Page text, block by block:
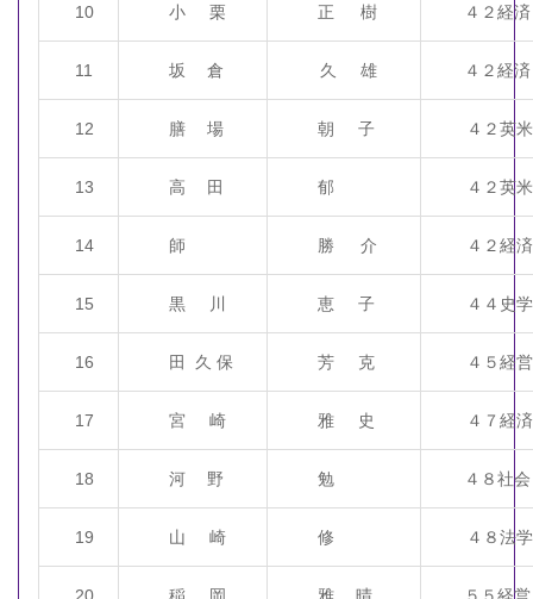
10 小 栗 正 樹 ４２経済
11 坂 倉 久 雄 ４２経済
12 膳 場 朝 子 ４２英米
13 高 田 郁 ４２英米
14 師 勝 介 ４２経済
15 黒 川 恵 子 ４４史学
16 田 久 保 芳 克 ４５経営
17 宮 崎 雅 史 ４７経済
18 河 野 勉 ４８社会
19 山 崎 修 ４８法学